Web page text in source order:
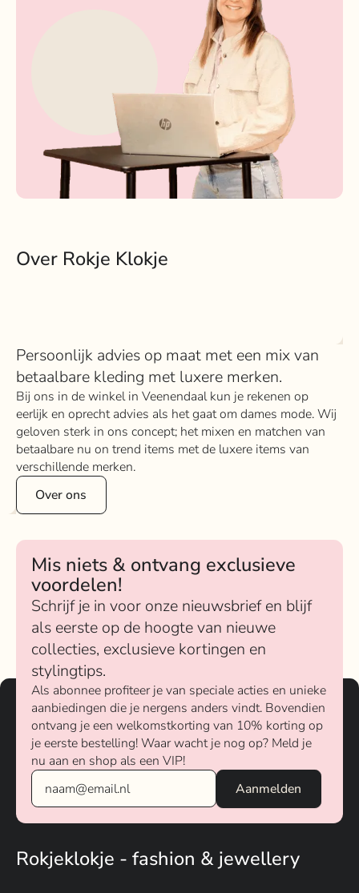
Over Rokje Klokje
Persoonlijk advies op maat met een mix van
betaalbare kleding met luxere merken.
Bij ons in de winkel in Veenendaal kun je rekenen op
eerlijk en oprecht advies als het gaat om dames mode. Wij
geloven sterk in ons concept; het mixen en matchen van
betaalbare nu on trend items met de luxere items van
verschillende merken.
Over ons
Mis niets & ontvang exclusieve
voordelen!
Schrijf je in voor onze nieuwsbrief en blijf
als eerste op de hoogte van nieuwe
collecties, exclusieve kortingen en
stylingtips.
Als abonnee profiteer je van speciale acties en unieke
aanbiedingen die je nergens anders vindt. Bovendien
ontvang je een welkomstkorting van 10% korting op
je eerste bestelling! Waar wacht je nog op? Meld je
nu aan en shop als een VIP!
Rokjeklokje - fashion & jewellery